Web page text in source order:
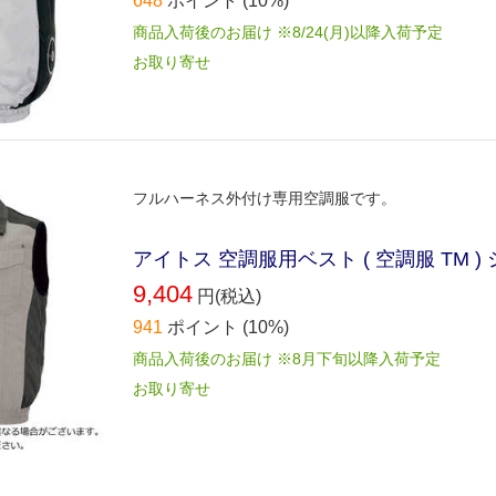
商品入荷後のお届け ※8/24(月)以降入荷予定
お取り寄せ
フルハーネス外付け専用空調服です。
アイトス 空調服用ベスト ( 空調服 TM )
9,404 円(税込)
941 ポイント (10%)
商品入荷後のお届け ※8月下旬以降入荷予定
お取り寄せ